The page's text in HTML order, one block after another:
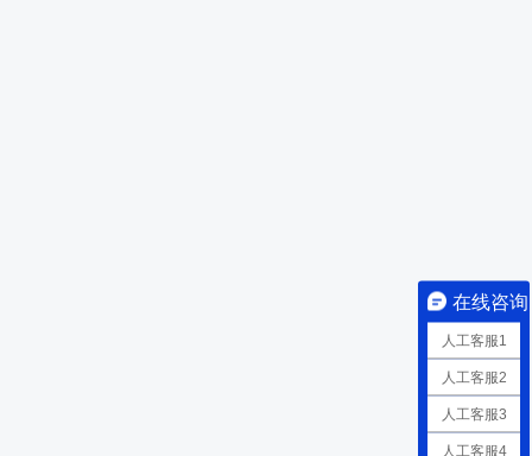
在线咨询
人工客服1
人工客服2
人工客服3
人工客服4